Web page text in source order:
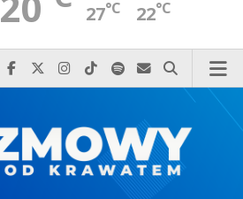
27°C 22°C
Najlepiej po prostu do nas zadzwoń
Odwiedź nas na Facebook-u
Odwiedź nas na X
Odwiedź nas na Instagram-ie
Odwiedź nas na TikTok-u
Szukaj nas na Spotify
Wyślij do nas
Szukaj